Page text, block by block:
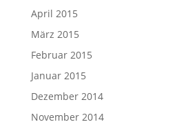
April 2015
März 2015
Februar 2015
Januar 2015
Dezember 2014
November 2014